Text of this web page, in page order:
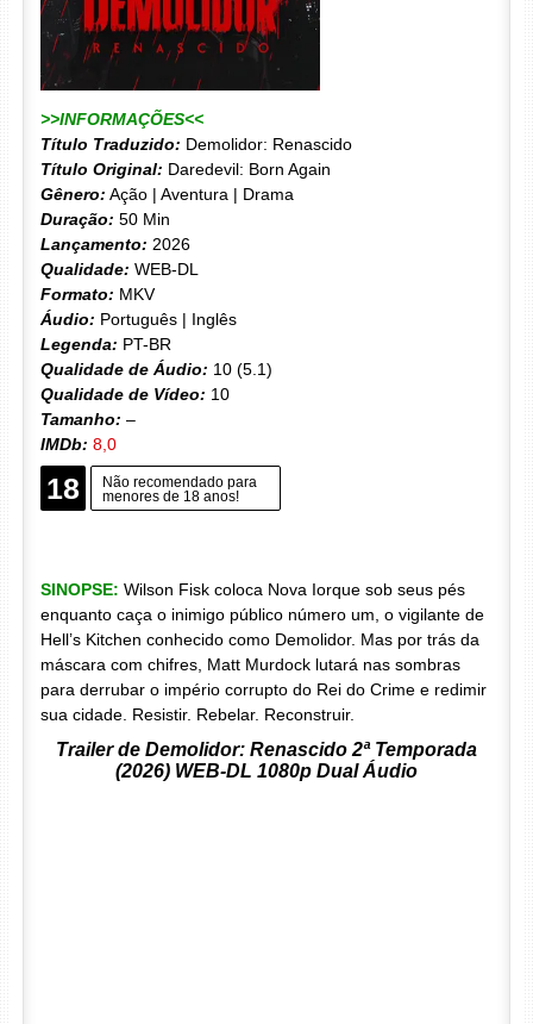
>>INFORMAÇÕES<<
Título Traduzido: Demolidor: Renascido
Título Original: Daredevil: Born Again
Gênero: Ação | Aventura | Drama
Duração: 50 Min
Lançamento: 2026
Qualidade: WEB-DL
Formato: MKV
Áudio: Português | Inglês
Legenda: PT-BR
Qualidade de Áudio: 10 (5.1)
Qualidade de Vídeo: 10
Tamanho: –
IMDb: 8,0
18
Não recomendado para
menores de 18 anos!
SINOPSE: Wilson Fisk coloca Nova Iorque sob seus pés
enquanto caça o inimigo público número um, o vigilante de
Hell’s Kitchen conhecido como Demolidor. Mas por trás da
máscara com chifres, Matt Murdock lutará nas sombras
para derrubar o império corrupto do Rei do Crime e redimir
sua cidade. Resistir. Rebelar. Reconstruir.
Trailer de Demolidor: Renascido 2ª Temporada
(2026) WEB-DL 1080p Dual Áudio